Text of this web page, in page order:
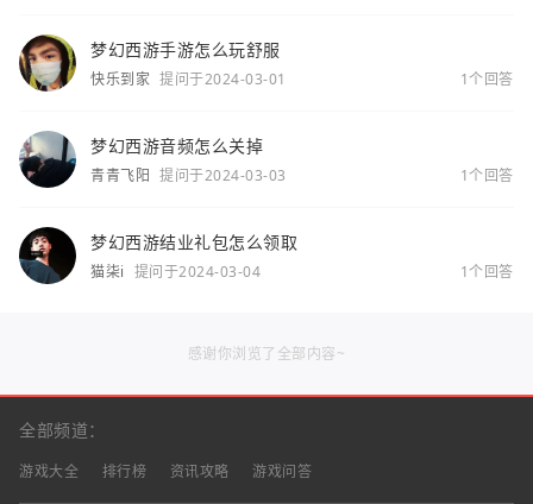
梦幻西游手游怎么玩舒服
快乐到家 提问于2024-03-01 1个回答
梦幻西游音频怎么关掉
青青飞阳 提问于2024-03-03 1个回答
梦幻西游结业礼包怎么领取
猫柒i 提问于2024-03-04 1个回答
感谢你浏览了全部内容~
全部频道：
游戏大全 排行榜 资讯攻略 游戏问答